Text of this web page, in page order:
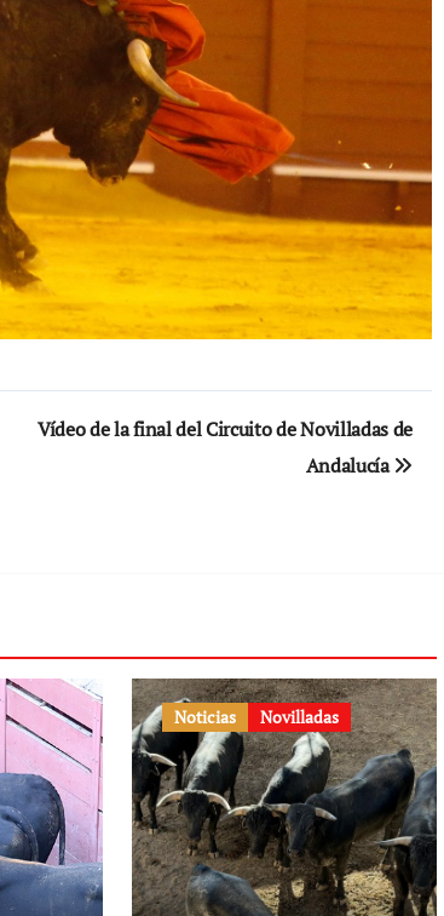
Vídeo de la final del Circuito de Novilladas de
Andalucía
Noticias Novilladas